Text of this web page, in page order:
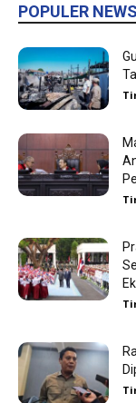
POPULER NEWS